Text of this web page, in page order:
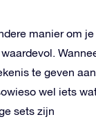
manier om je
te geven aan
wel iets
sets zijn